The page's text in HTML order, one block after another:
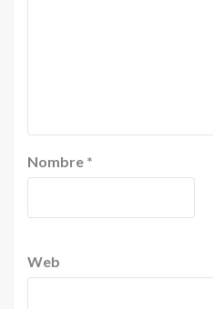
Nombre *
Web